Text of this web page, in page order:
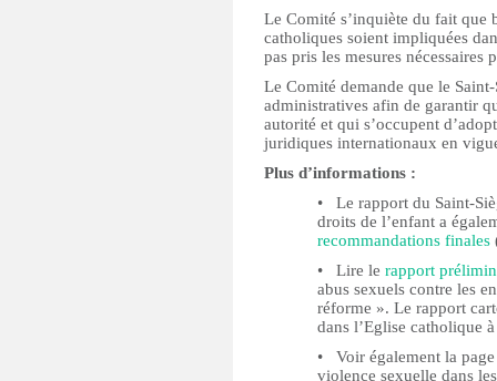
Le Comité s’inquiète du fait que
catholiques soient impliquées
pas pris les mesures nécessaires
Le Comité demande que le
administratives afin de garantir
autorité et qui s’occupent
juridiques internationaux en
Plus d’informations :
• ‪Le rapport du Saint-
droits de l’enfant a
recommandations finales
• ‪Lire le rapport
abus sexuels contre les
réforme ». Le rapport
dans l’Eglise catholique
• ‪Voir également la
violence sexuelle dans